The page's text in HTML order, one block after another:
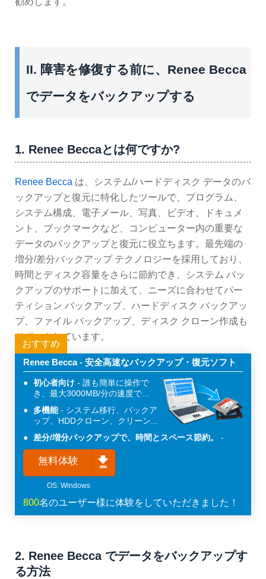
II. 障害を修復する前に、Renee Becca
でデータをバックアップする
1. Renee Beccaとは何ですか?
Renee Becca は、システム/ハードディスク データのバ
ックアップと復元に特化したツールで、プログラム、
システム構成、電子メール、写真、ビデオ、ドキュメ
ント、ブックマークなど、コンピューター内の重要な
データのバックアップと復元に役立ちます。最先端の
増分/差分バックアップ テクノロジーを採用しており、
時間とディスク容量をさらに節約でき、システム バッ
クアップのサポートに加えて、ニーズに合わせてパー
ティション バックアップ、ハードディスク バックアッ
プ、ファイル バックアップ、ディスク クローン作成も
サポートしています。
おすすめ
Renee Becca - 安全高速なバックアップ・復元ソフト
初心者向け
誰も簡単に操作で
き、最大3000MB/分の速度で...
多機能
システム移行、バックア
ップ、HDDクローン、クリーン...
差分/増分バックアップで、時間とスペース節約。
無料体験
800名のユーザー様に体験をしていただきました！
2. Renee Becca でデータをバックアップす
る方法